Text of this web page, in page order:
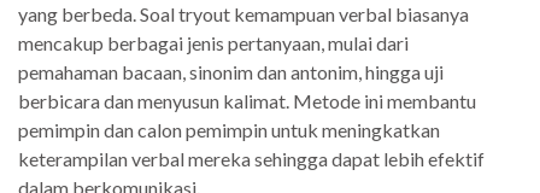
yang berbeda. Soal tryout kemampuan verbal biasanya
mencakup berbagai jenis pertanyaan, mulai dari
pemahaman bacaan, sinonim dan antonim, hingga uji
berbicara dan menyusun kalimat. Metode ini membantu
pemimpin dan calon pemimpin untuk meningkatkan
keterampilan verbal mereka sehingga dapat lebih efektif
dalam berkomunikasi.